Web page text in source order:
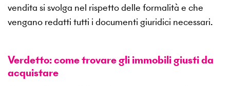
vendita si svolga nel rispetto delle formalità e che
vengano redatti tutti i documenti giuridici necessari.
Verdetto: come trovare gli immobili giusti da
acquistare